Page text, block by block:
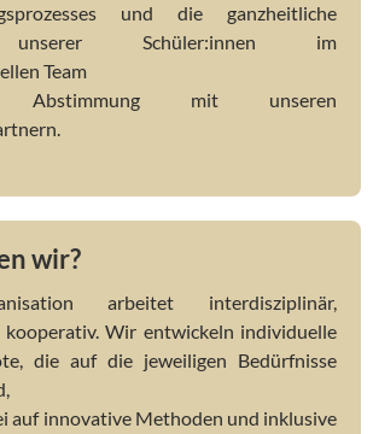
und die ganzheitliche
unserer Schüler:innen im
Team
mit unseren
wir?
arbeitet interdisziplinär,
kooperativ. Wir entwickeln individuelle
die auf die jeweiligen Bedürfnisse
auf innovative Methoden und inklusive